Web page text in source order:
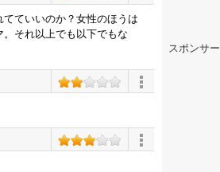
ていいのか？女性のほうは
それ以上でも以下でもな
スポンサ